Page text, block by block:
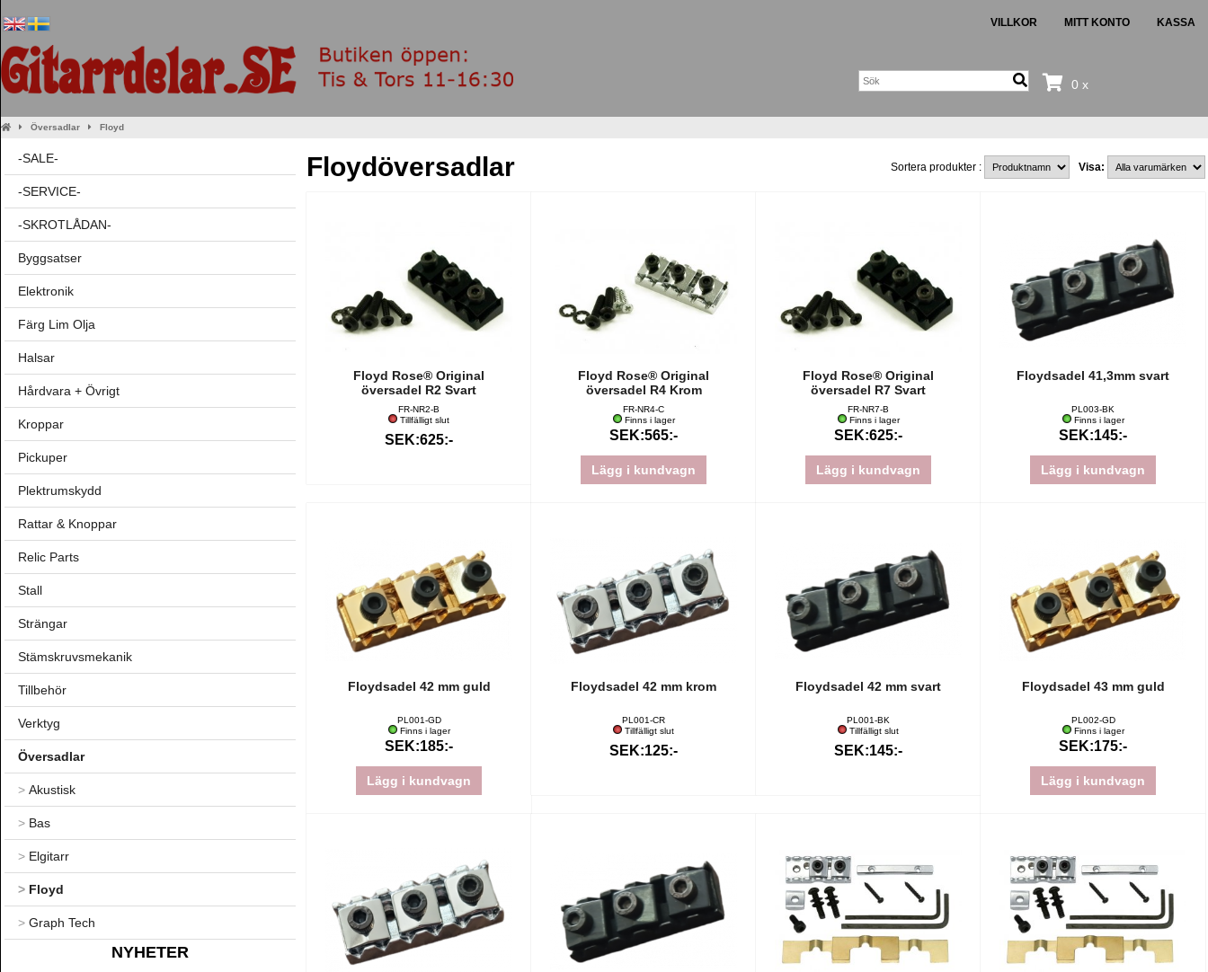
VILLKOR MITT KONTO KASSA
0 x
Översadlar Floyd
-SALE-
-SERVICE-
-SKROTLÅDAN-
Byggsatser
Elektronik
Färg Lim Olja
Halsar
Hårdvara + Övrigt
Kroppar
Pickuper
Plektrumskydd
Rattar & Knoppar
Relic Parts
Stall
Strängar
Stämskruvsmekanik
Tillbehör
Verktyg
Översadlar
> Akustisk
> Bas
> Elgitarr
> Floyd
> Graph Tech
NYHETER
Floydöversadlar Sortera produkter : Visa:
Floyd Rose® Original
översadel R2 Svart
FR-NR2-B
Tillfälligt slut
SEK:625:-
Floyd Rose® Original
översadel R4 Krom
FR-NR4-C
Finns i lager
SEK:565:-
Lägg i kundvagn
Floyd Rose® Original
översadel R7 Svart
FR-NR7-B
Finns i lager
SEK:625:-
Lägg i kundvagn
Floydsadel 41,3mm svart
PL003-BK
Finns i lager
SEK:145:-
Lägg i kundvagn
Floydsadel 42 mm guld
PL001-GD
Finns i lager
SEK:185:-
Lägg i kundvagn
Floydsadel 42 mm krom
PL001-CR
Tillfälligt slut
SEK:125:-
Floydsadel 42 mm svart
PL001-BK
Tillfälligt slut
SEK:145:-
Floydsadel 43 mm guld
PL002-GD
Finns i lager
SEK:175:-
Lägg i kundvagn